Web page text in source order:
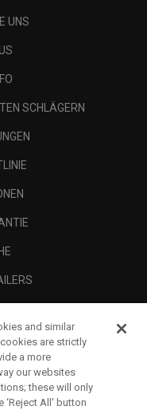
UNS
SCHLÄGERN
and similar
are strictly
a more
our websites
these will only
‘Reject All' button